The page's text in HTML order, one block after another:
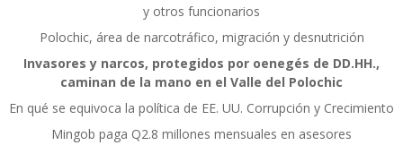
y otros funcionarios
Polochic, área de narcotráfico, migración y desnutrición
Invasores y narcos, protegidos por oenegés de DD.HH.,
caminan de la mano en el Valle del Polochic
En qué se equivoca la política de EE. UU. Corrupción y Crecimiento
Mingob paga Q2.8 millones mensuales en asesores